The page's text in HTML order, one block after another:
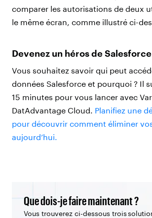
comparer les autorisations de deux
le même écran, comme illustré ci-
Devenez un héros de Salesforce
Vous souhaitez savoir qui peut
données Salesforce et pourquoi ? Il
15 minutes pour vous lancer avec
DatAdvantage Cloud. Planifiez une
pour découvrir comment éliminer
aujourd’hui.
Que dois-je faire maintenant ?
Vous trouverez ci-dessous trois